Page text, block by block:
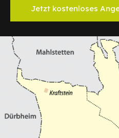
Jetzt kostenloses